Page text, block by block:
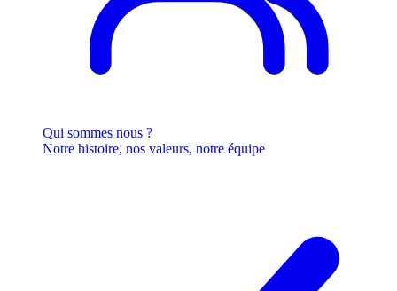
Qui sommes nous ?
Notre histoire, nos valeurs, notre équipe